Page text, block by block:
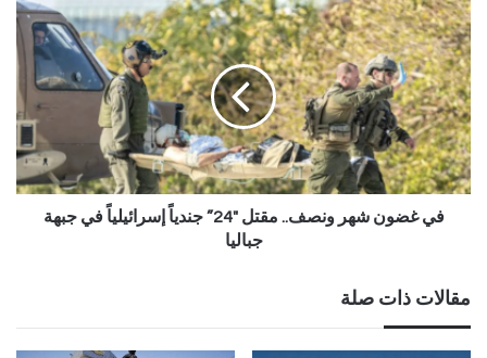
في غضون شهر ونصف.. مقتل "24” جندياً إسرائيلياً في جبهة
جباليا
مقالات ذات صلة